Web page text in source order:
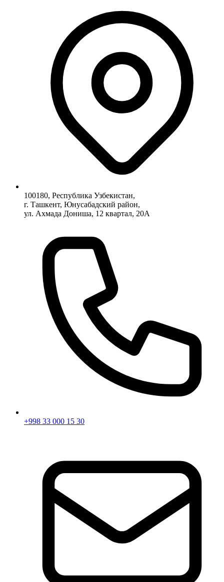
100180, Республика Узбекистан,
г. Ташкент, Юнусабадский район,
ул. Ахмада Дониша, 12 квартал, 20А
+998 33 000 15 30